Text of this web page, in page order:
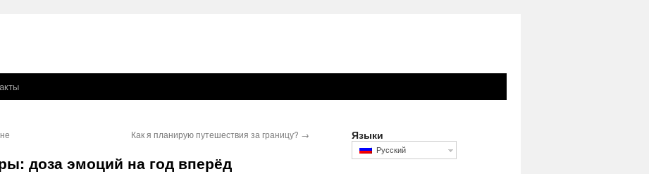
Как я планирую путешествия за границу? →
доза эмоций на год вперёд
Языки
Русский